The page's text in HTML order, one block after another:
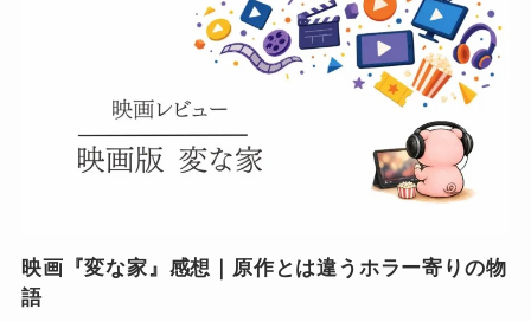
映画『変な家』感想｜原作とは違うホラー寄りの物
語